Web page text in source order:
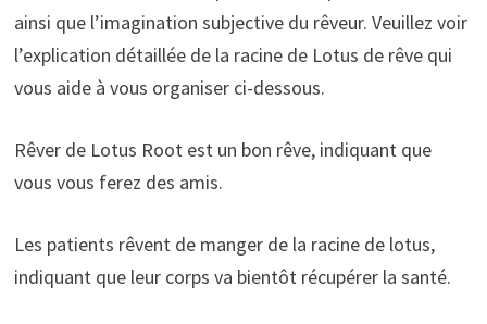
ainsi que l’imagination subjective du rêveur. Veuillez voir
l’explication détaillée de la racine de Lotus de rêve qui
vous aide à vous organiser ci-dessous.
Rêver de Lotus Root est un bon rêve, indiquant que
vous vous ferez des amis.
Les patients rêvent de manger de la racine de lotus,
indiquant que leur corps va bientôt récupérer la santé.